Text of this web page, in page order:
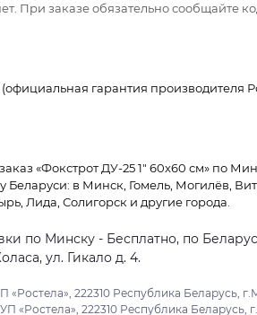
При заказе обязательно сообщайте
(официальная гарантия производителя
«Фокстрот ДУ-25 1" 60x60 см» по
Беларуси: в Минск, Гомель, Могилёв,
Лида, Солигорск и другие города.
по Минску - Бесплатно, по
ул. Гикало д. 4.
«Ростела», 222310 Республика Беларусь,
«Ростела», 222310 Республика Беларусь,